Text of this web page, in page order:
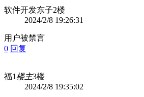
软件开发东子2楼
2024/2/8 19:26:31
用户被禁言
0 回复
福1楼主3楼
2024/2/8 19:35:02